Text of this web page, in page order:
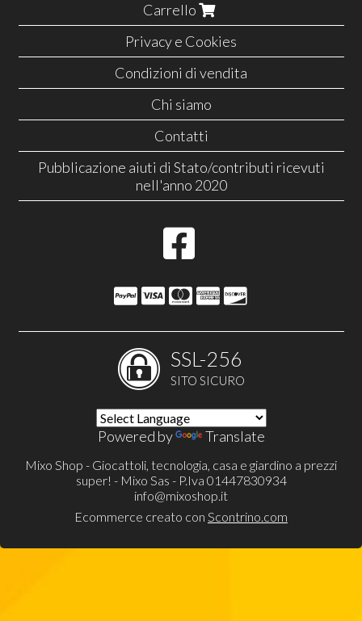
Carrello
Privacy e Cookies
Condizioni di vendita
Chi siamo
Contatti
Pubblicazione aiuti di Stato/contributi ricevuti
nell'anno 2020
SSL-256
SITO SICURO
Powered by Translate
Mixo Shop - Giocattoli, tecnologia, casa e giardino a prezzi
super! - Mixo Sas - P.Iva 01447830934
info@mixoshop.it
Ecommerce creato con Scontrino.com